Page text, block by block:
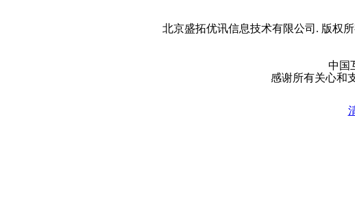
北京盛拓优讯信息技术有限公司. 版权
中国
感谢所有关心和